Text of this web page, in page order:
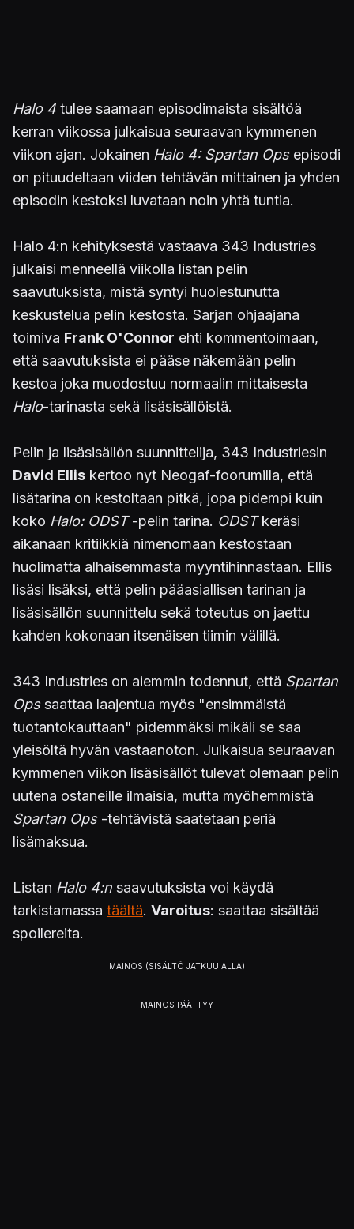
Halo 4 tulee saamaan episodimaista sisältöä
kerran viikossa julkaisua seuraavan kymmenen
viikon ajan. Jokainen Halo 4: Spartan Opsepisodi
on pituudeltaan viiden tehtävän mittainen ja yhden
episodin kestoksi luvataan noin yhtä tuntia.
Halo 4:n kehityksestä vastaava 343 Industries
julkaisi menneellä viikolla listan pelin
saavutuksista, mistä syntyi huolestunutta
keskustelua pelin kestosta. Sarjan ohjaajana
toimiva Frank O'Connor ehti kommentoimaan,
että saavutuksista ei pääse näkemään pelin
kestoa joka muodostuu normaalin mittaisesta
Halo-tarinasta sekä lisäsisällöistä.
Pelin ja lisäsisällön suunnittelija, 343 Industriesin
David Ellis kertoo nyt Neogaf-foorumilla, että
lisätarina on kestoltaan pitkä, jopa pidempi kuin
koko Halo: ODST-pelin tarina. ODSTkeräsi
aikanaan kritiikkiä nimenomaan kestostaan
huolimatta alhaisemmasta myyntihinnastaan. Ellis
lisäsi lisäksi, että pelin pääasiallisen tarinan ja
lisäsisällön suunnittelu sekä toteutus on jaettu
kahden kokonaan itsenäisen tiimin välillä.
343 Industries on aiemmin todennut, että Spartan
Opssaattaa laajentua myös "ensimmäistä
tuotantokauttaan" pidemmäksi mikäli se saa
yleisöltä hyvän vastaanoton. Julkaisua seuraavan
kymmenen viikon lisäsisällöt tulevat olemaan pelin
uutena ostaneille ilmaisia, mutta myöhemmistä
Spartan Ops-tehtävistä saatetaan periä
lisämaksua.
Listan Halo 4:n saavutuksista voi käydä
tarkistamassa täältä. Varoitus: saattaa sisältää
spoilereita.